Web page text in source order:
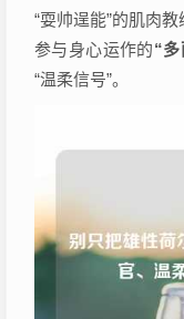
“耍帅逞能”的肌肉
参与身心运作的“
“温柔信号”。